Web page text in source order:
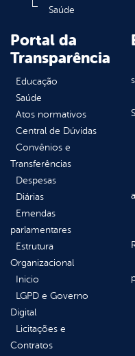
Saúde
Portal da
Transparência
Educação
Saúde
Atos normativos
Central de Dúvidas
Convênios e
Transferências
Despesas
Diárias
Emendas
parlamentares
Estrutura
Organizacional
Inicio
LGPD e Governo
Digital
Licitações e
Contratos